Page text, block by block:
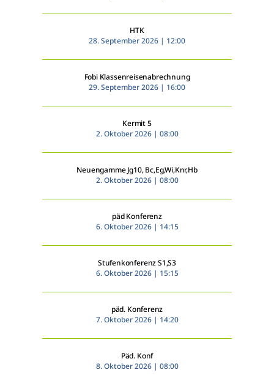
HTK
28. September 2026 | 12:00
Fobi Klassenreisenabrechnung
29. September 2026 | 16:00
Kermit 5
2. Oktober 2026 | 08:00
Neuengamme Jg10, Bc,Eg,Wi,Knr,Hb
2. Oktober 2026 | 08:00
päd Konferenz
6. Oktober 2026 | 14:15
Stufenkonferenz S1,S3
6. Oktober 2026 | 15:15
päd. Konferenz
7. Oktober 2026 | 14:20
Päd. Konf
8. Oktober 2026 | 08:00